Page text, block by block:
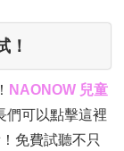
！
NAONOW 兒童
們可以點擊這裡
免費試聽不只